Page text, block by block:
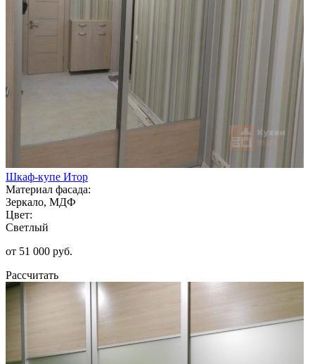
Шкаф-купе Итор
Материал фасада:
Зеркало, МДФ
Цвет:
Светлый
от 51 000 руб.
Рассчитать